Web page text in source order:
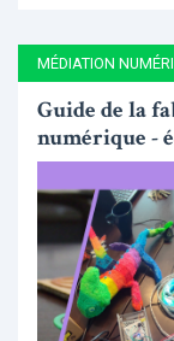
MÉDIATION
Guide de la
numérique -